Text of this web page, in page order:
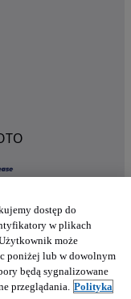
dostęp do
w plikach
może
poniżej lub w dowolnym
będą sygnalizowane
przeglądania. Polityka